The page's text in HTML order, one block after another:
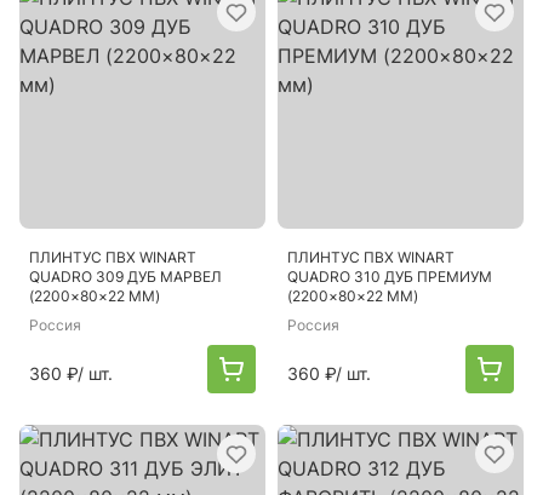
ПЛИНТУС ПВХ WINART
QUADRO 309 ДУБ МАРВЕЛ
(2200×80×22 ММ)
Россия
360 ₽/ шт.
ПЛИНТУС ПВХ WINART
QUADRO 310 ДУБ ПРЕМИУМ
(2200×80×22 ММ)
Россия
360 ₽/ шт.